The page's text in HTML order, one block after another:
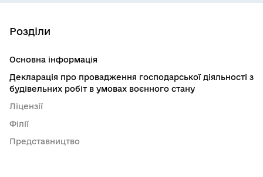
Розділи
Основна інформація
Декларація про провадження господарської діяльності з
будівельних робіт в умовах воєнного стану
Ліцензії
Філії
Представництво